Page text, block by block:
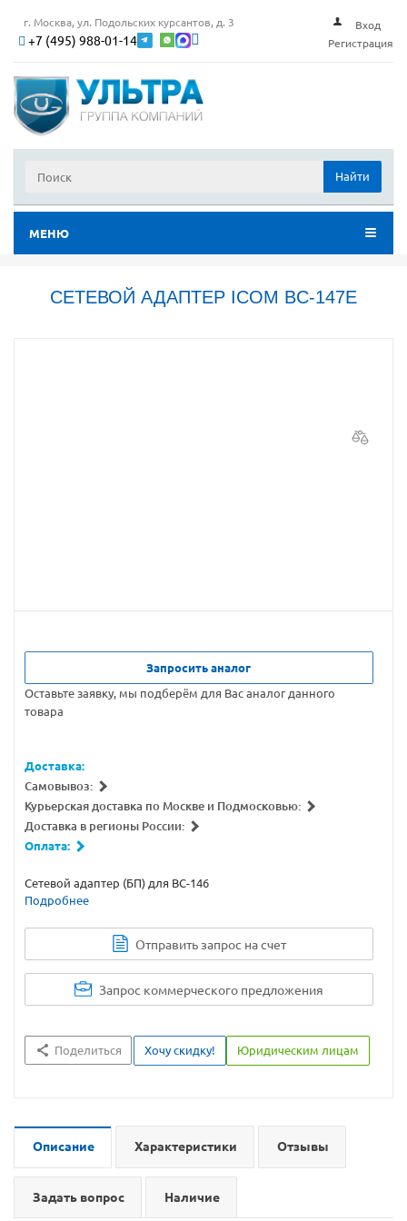
г. Москва, ул. Подольских курсантов, д. 3
+7 (495) 988-01-14
Вход
Регистрация
Найти
МЕНЮ
СЕТЕВОЙ АДАПТЕР ICOM BC-147E
Запросить аналог
Оставьте заявку, мы подберём для Вас аналог данного
товара
Доставка:
Самовывоз:
Курьерская доставка по Москве и Подмосковью:
Доставка в регионы России:
Оплата:
Сетевой адаптер (БП) для BC-146
Подробнее
Отправить запрос на счет
Запрос коммерческого предложения
Поделиться Хочу скидку! Юридическим лицам
Описание Характеристики Отзывы
Задать вопрос Наличие